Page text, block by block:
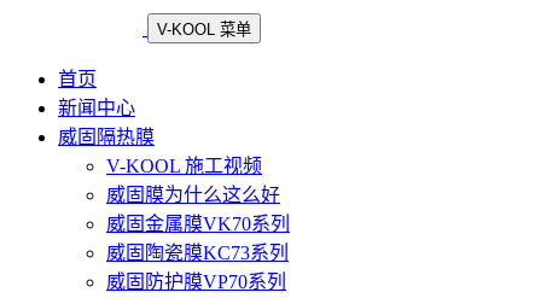
V-KOOL 菜单
首页
新闻中心
威固隔热膜
V-KOOL 施工视频
威固膜为什么这么好
威固金属膜VK70系列
威固陶瓷膜KC73系列
威固防护膜VP70系列